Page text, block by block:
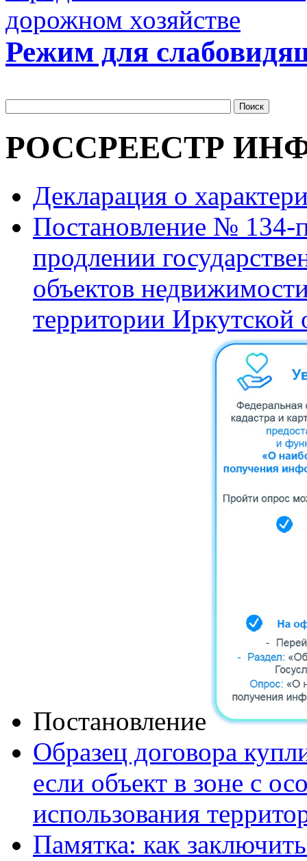
дорожном хозяйстве
Режим для
РОССРЕЕСТР
Декларация о
Постановление № 134-
продлении
объектов
территории Иркутской
Постановление
Образец договора
если объект в зоне с
использования
Памятка: как